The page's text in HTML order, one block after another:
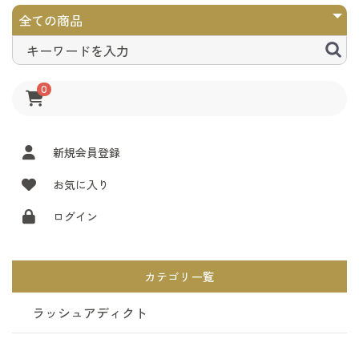
0
新規会員登録
お気に入り
ログイン
カテゴリ一覧
ラッシュアディクト